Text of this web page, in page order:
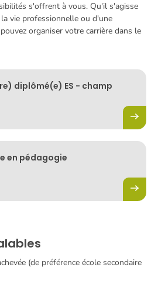
s'offrent à vous. Qu'il s'agisse
vie professionnelle ou d'une
organiser votre carrière dans le
diplômé(e) ES - champ
en pédagogie
(de préférence école secondaire